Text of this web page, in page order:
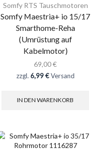
Somfy RTS Tauschmotoren
Somfy Maestria+ io 15/17
Smarthome-Reha
(Umrüstung auf
Kabelmotor)
69,00€
zzgl. 6,99 €Versand
IN DEN WARENKORB